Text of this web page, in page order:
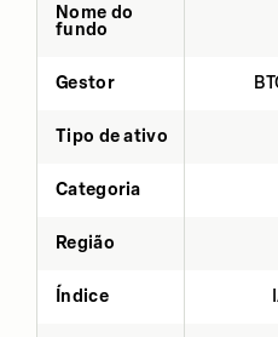
Nome do
fundo
Gestor
Tipo de ativo
Categoria
Região
Índice